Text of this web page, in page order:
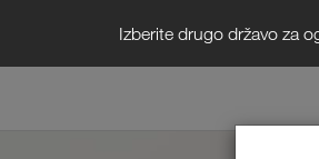
Izberite drugo državo za